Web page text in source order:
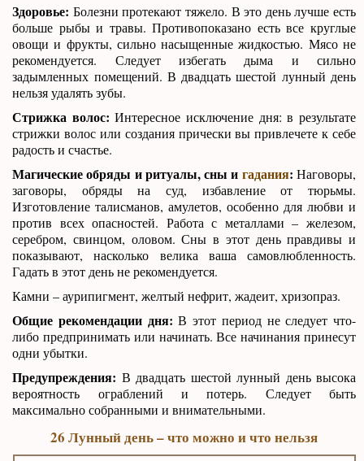
Здоровье: Болезни протекают тяжело. В это день лучше есть
больше рыбы и травы. Противопоказано есть все круглые
овощи и фрукты, сильно насыщенные жидкостью. Мясо не
рекомендуется. Следует избегать дыма и сильно
задымленных помещений. В двадцать шестой лунный день
нельзя удалять зубы.
Стрижка волос: Интересное исключение дня: в результате
стрижки волос или создания прически вы привлечете к себе
радость и счастье.
Магические обряды и ритуалы, сны и гадания: Наговоры,
заговоры, обряды на суд, избавление от тюрьмы.
Изготовление талисманов, амулетов, особенно для любви и
против всех опасностей. Работа с металлами – железом,
серебром, свинцом, оловом. Сны в этот день правдивы и
показывают, насколько велика ваша самовлюбленность.
Гадать в этот день не рекомендуется.
Камни – аурипигмент, желтый нефрит, жадеит, хризопраз.
Общие рекомендации дня: В этот период не следует что-
либо предпринимать или начинать. Все начинания принесут
одни убытки.
Предупреждения: В двадцать шестой лунный день высока
вероятность ограблений и потерь. Следует быть
максимально собранными и внимательными.
26 Лунный день – что можно и что нельзя